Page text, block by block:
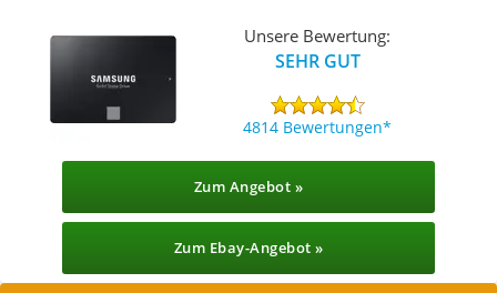
Unsere Bewertung:
SEHR GUT
4814 Bewertungen
Zum Angebot »
Zum Ebay-Angebot »